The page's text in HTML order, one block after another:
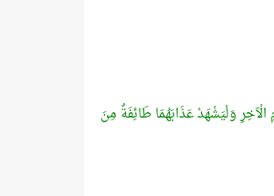
الْآخِرِ وَلْيَشْهَدْ عَذَابَهُمَا طَائِفَةٌ مِنَ